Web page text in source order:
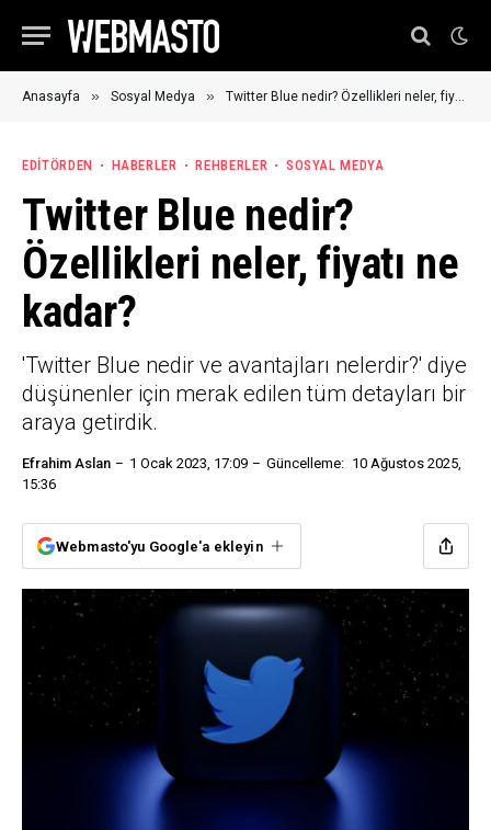
Anasayfa » Sosyal Medya » Twitter Blue nedir? Özellikleri neler, fiyatı ne kadar?
EDITÖRDEN HABERLER REHBERLER SOSYAL MEDYA
Twitter Blue nedir?
Özellikleri neler, fiyatı ne
kadar?
'Twitter Blue nedir ve avantajları nelerdir?' diye
düşünenler için merak edilen tüm detayları bir
araya getirdik.
Efrahim Aslan 1 Ocak 2023, 17:09 Güncelleme: 10 Ağustos 2025,
15:36
Webmasto'yu Google'a ekleyin